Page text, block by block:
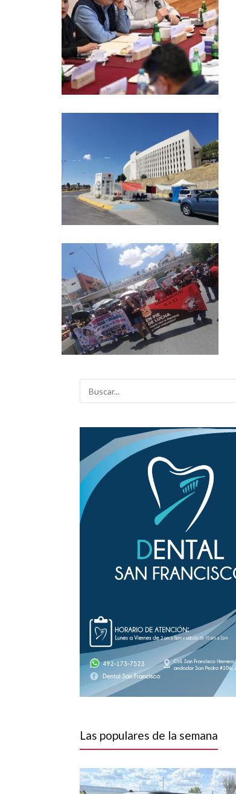
Las populares de la semana